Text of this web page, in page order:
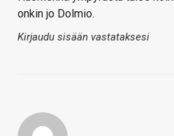
onkin jo Dolmio.
Kirjaudu sisään vastataksesi